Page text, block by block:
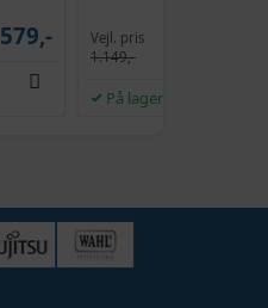
309,-
319,-
579,-
uden værktøj - cloud
hvid
Vejl. pris
1.149,-
På lager